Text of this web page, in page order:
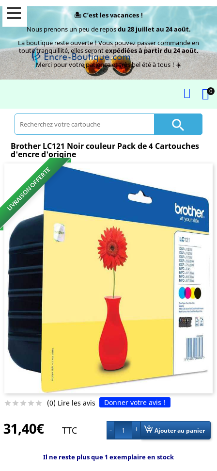
🏝️ C’est les vacances !
Nous prenons un peu de reposdu 28 juillet au 24 août.
La boutique reste ouverte ! Vous pouvez passer commande en
toute tranquillité, elles serontexpédiées à partir du 24 août.
Merci pour votre patience et très bel été à tous ! ☀️
0

Brother LC121 Noir couleur Pack de 4 Cartouches
d'encre d'origine
LIVRAISON OFFERTE
     (0) Lire les avis Donner votre avis !
31,40€ TTC 1 Ajouter au panier
Il ne reste plus que 1 exemplaire en stock